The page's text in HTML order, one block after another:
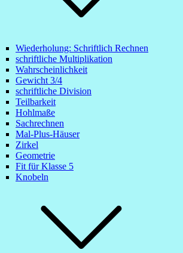
Wiederholung: Schriftlich Rechnen
schriftliche Multiplikation
Wahrscheinlichkeit
Gewicht 3/4
schriftliche Division
Teilbarkeit
Hohlmaße
Sachrechnen
Mal-Plus-Häuser
Zirkel
Geometrie
Fit für Klasse 5
Knobeln